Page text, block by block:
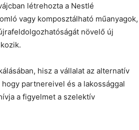
létrehozta a Nestlé
vagy komposztálható műanyagok,
növelő új
hisz a vállalat az alternatív
partnereivel és a lakossággal
a figyelmet a szelektív